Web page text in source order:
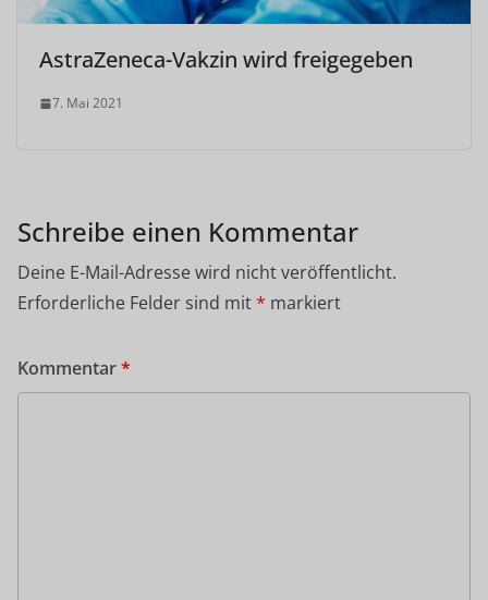
AstraZeneca-Vakzin wird freigegeben
7. Mai 2021
Schreibe einen Kommentar
Deine E-Mail-Adresse wird nicht veröffentlicht.
Erforderliche Felder sind mit* markiert
Kommentar*